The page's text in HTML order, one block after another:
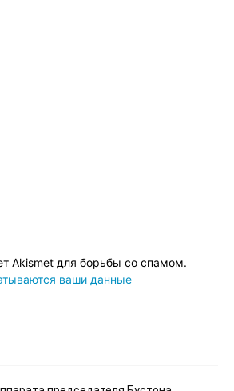
Akismet для борьбы со спамом.
ваши данные